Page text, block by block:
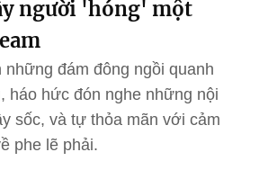
người 'hóng' một
những đám đông ngồi quanh
háo hức đón nghe những nội
sốc, và tự thỏa mãn với cảm
phe lẽ phải.